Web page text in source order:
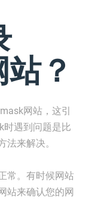
？
网站，这引
时遇到问题是比
来解决。
常。有时候网站
站来确认您的网